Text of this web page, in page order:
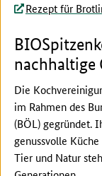
Rezept für
nachhaltige
Die
im Rahmen des
(BÖL) gegründet.
genussvolle
Tier und Natur